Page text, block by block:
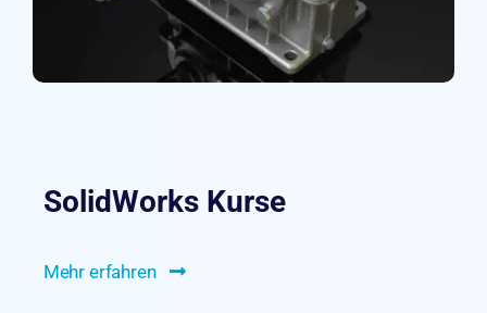
SolidWorks Kurse
Mehr erfahren